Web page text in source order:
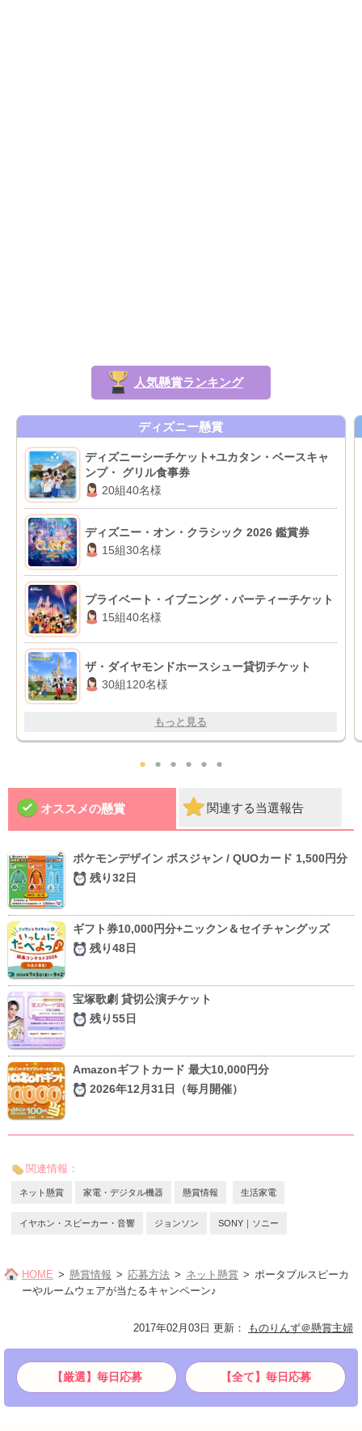
人気懸賞ランキング
ディズニー懸賞
ディズニーシーチケット+ユカタン・ベースキャ
ンプ・ グリル食事券
20組40名様
ディズニー・オン・クラシック 2026 鑑賞券
15組30名様
プライベート・イブニング・パーティーチケット
15組40名様
ザ・ダイヤモンドホースシュー貸切チケット
30組120名様
もっと見る
● ● ● ● ● ●
オススメの懸賞 関連する当選報告
ポケモンデザイン ボスジャン / QUOカード 1,500円分
残り32日
ギフト券10,000円分+ニックン＆セイチャングッズ
残り48日
宝塚歌劇 貸切公演チケット
残り55日
Amazonギフトカード 最大10,000円分
2026年12月31日（毎月開催）
関連情報：
ネット懸賞 家電・デジタル機器 懸賞情報 生活家電
イヤホン・スピーカー・音響 ジョンソン SONY｜ソニー
HOME 懸賞情報 応募方法 ネット懸賞
ポータブルスピーカ
ーやルームウェアが当たるキャンペーン♪
2017年02月03日 更新 ： ものりんず＠懸賞主婦
【厳選】毎日応募 【全て】毎日応募